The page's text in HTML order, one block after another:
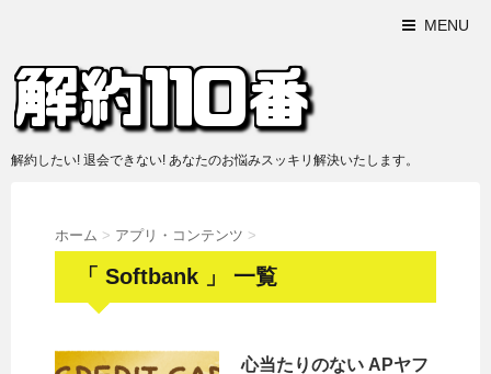
MENU
解約したい! 退会できない! あなたのお悩みスッキリ解決いたします。
ホーム > アプリ・コンテンツ >
「 Softbank 」 一覧
心当たりのない APヤフ